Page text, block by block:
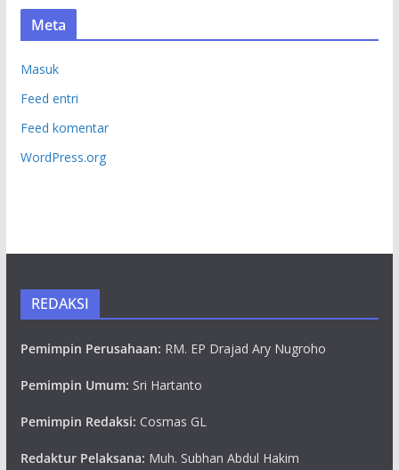
Meta
Masuk
Feed entri
Feed komentar
WordPress.org
REDAKSI
Pemimpin Perusahaan: RM. EP Drajad Ary Nugroho
Pemimpin Umum: Sri Hartanto
Pemimpin Redaksi: Cosmas GL
Redaktur Pelaksana: Muh. Subhan Abdul Hakim